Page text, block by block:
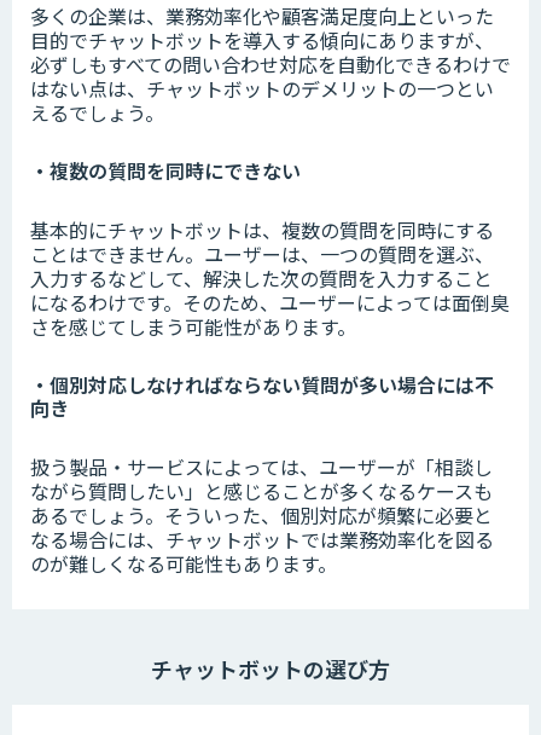
多くの企業は、業務効率化や顧客満足度向上といった
目的でチャットボットを導入する傾向にありますが、
必ずしもすべての問い合わせ対応を自動化できるわけで
はない点は、チャットボットのデメリットの一つとい
えるでしょう。
・複数の質問を同時にできない
基本的にチャットボットは、複数の質問を同時にする
ことはできません。ユーザーは、一つの質問を選ぶ、
入力するなどして、解決した次の質問を入力すること
になるわけです。そのため、ユーザーによっては面倒臭
さを感じてしまう可能性があります。
・個別対応しなければならない質問が多い場合には不
向き
扱う製品・サービスによっては、ユーザーが「相談し
ながら質問したい」と感じることが多くなるケースも
あるでしょう。そういった、個別対応が頻繁に必要と
なる場合には、チャットボットでは業務効率化を図る
のが難しくなる可能性もあります。
チャットボットの選び方